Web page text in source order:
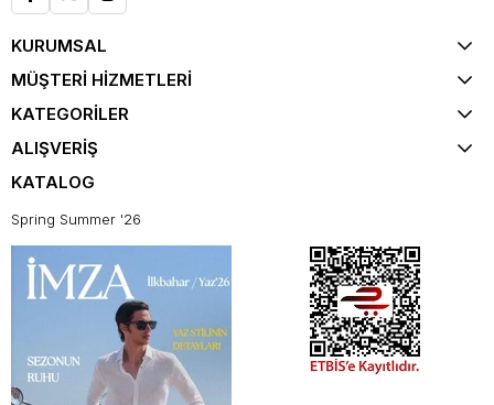
KURUMSAL
MÜŞTERİ HİZMETLERİ
KATEGORİLER
ALIŞVERİŞ
KATALOG
Spring Summer '26